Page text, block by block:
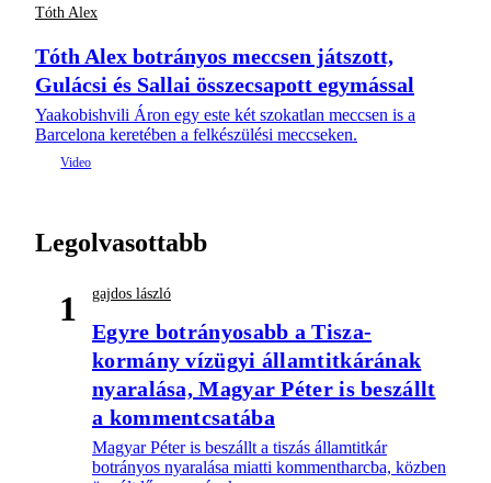
Tóth Alex
Tóth Alex botrányos meccsen játszott,
Gulácsi és Sallai összecsapott egymással
Yaakobishvili Áron egy este két szokatlan meccsen is a
Barcelona keretében a felkészülési meccseken.
Legolvasottabb
1 gajdos lászló
Egyre botrányosabb a Tisza-
kormány vízügyi államtitkárának
nyaralása, Magyar Péter is beszállt
a kommentcsatába
Magyar Péter is beszállt a tiszás államtitkár
botrányos nyaralása miatti kommentharcba, közben